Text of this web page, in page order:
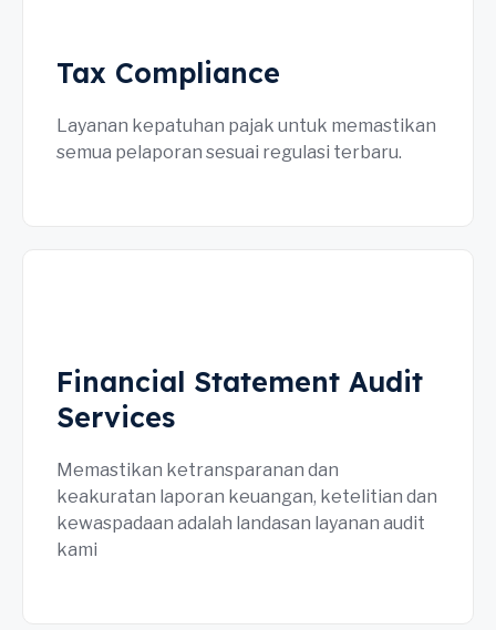
Tax Compliance
Layanan kepatuhan pajak untuk memastikan
semua pelaporan sesuai regulasi terbaru.
Financial Statement Audit
Services
Memastikan ketransparanan dan
keakuratan laporan keuangan, ketelitian dan
kewaspadaan adalah landasan layanan audit
kami